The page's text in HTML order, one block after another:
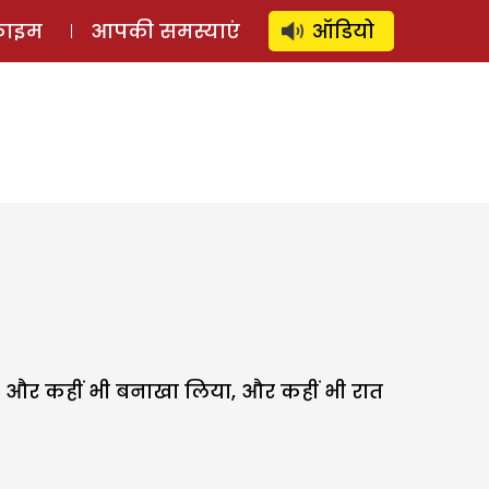
लॉग इन ⚲ SUBSCRIBE
आपकी समस्याएं ऑडियो
कहीं भी बनाखा लिया, और कहीं भी रात